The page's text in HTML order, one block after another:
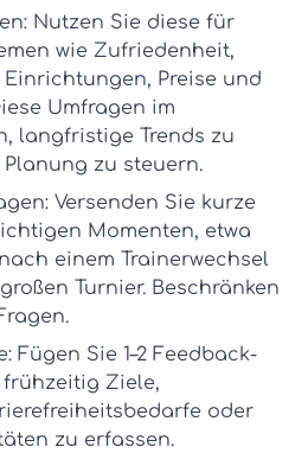
Nutzen Sie diese für
wie Zufriedenheit,
Preise und
Umfragen im
langfristige Trends zu
zu steuern.
Versenden Sie kurze
Momenten, etwa
einem Trainerwechsel
Turnier. Beschränken
Fügen Sie 1–2 Feedback-
Ziele,
oder
zu erfassen.